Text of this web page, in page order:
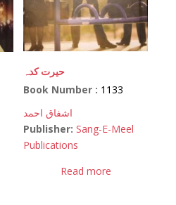
حیرت کدہ
Book Number : 1133
اشفاق احمد
Publisher: Sang-E-Meel
Publications
Read more